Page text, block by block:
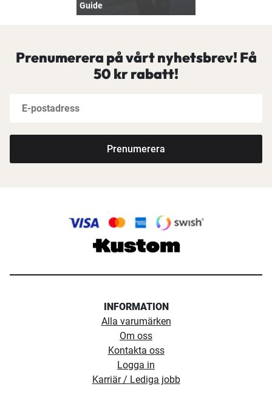
Guide
Prenumerera på vårt nyhetsbrev! Få
50 kr rabatt!
Prenumerera
INFORMATION
Alla varumärken
Om oss
Kontakta oss
Logga in
Karriär / Lediga jobb